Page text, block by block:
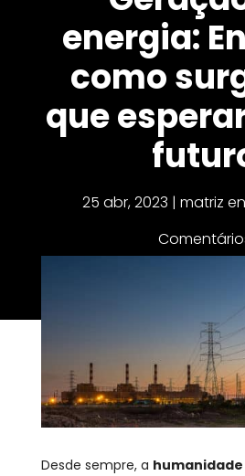
energia:
como
que
25 abr, 2023 | matriz
Desde sempre, a